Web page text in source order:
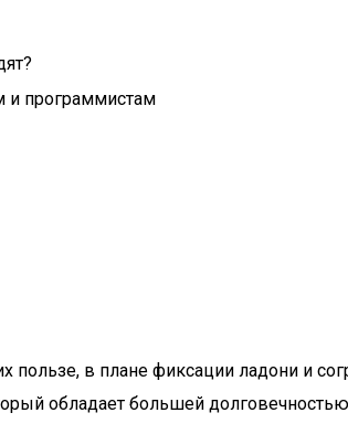
и программистам
пользе, в плане фиксации ладони и
обладает большей